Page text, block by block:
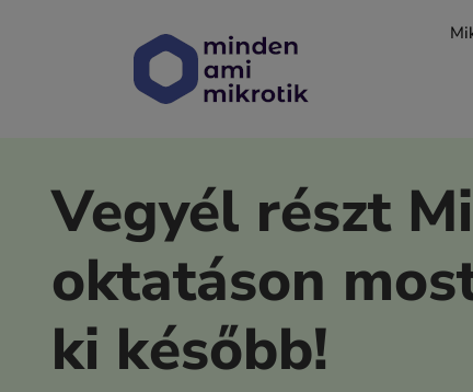
Vegyél részt
oktatáson
ki később!